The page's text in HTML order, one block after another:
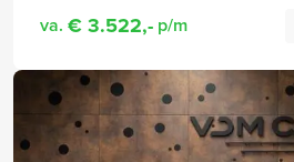
va. € 3.522,- p/m